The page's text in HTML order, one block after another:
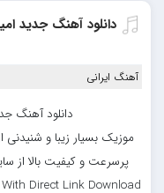
دانلود آهنگ جدید
آهنگ ایرانی
دانلود آهنگ
موزیک بسیار زیبا و شنیدنی
پرسرعت و کیفیت بالا از
Direct Link Download